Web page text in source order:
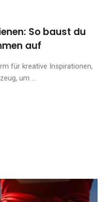
So baust du
auf
für kreative Inspirationen,
um ...